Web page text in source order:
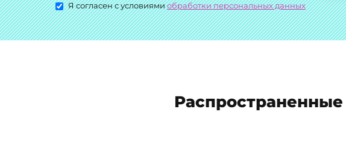
Я согласен с условиямиобработки персональных данных